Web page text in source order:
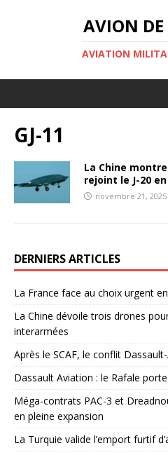
AVION DE
AVIATION
GJ-11
La Chine
rejoint le J-20
novembre 21, 2025
DERNIERS ARTICLES
La France face au choix urgent
La Chine dévoile trois drones
interarmées
Après le SCAF, le conflit
Dassault Aviation : le Rafale
Méga-contrats PAC-3 et
en pleine expansion
La Turquie valide l’emport furtif